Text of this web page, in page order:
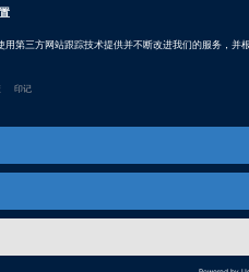
德语: Für
英語: Power
日语: Power
PDF, 4357 KB